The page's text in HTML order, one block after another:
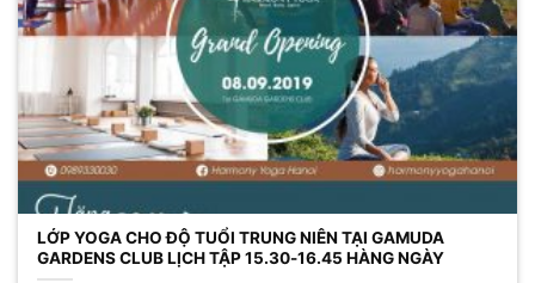
LỚP YOGA CHO ĐỘ TUỔI TRUNG NIÊN TẠI GAMUDA
GARDENS CLUB LỊCH TẬP 15.30-16.45 HÀNG NGÀY